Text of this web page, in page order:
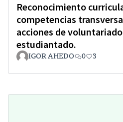
Reconocimiento
competencias
acciones de
estudiantado.
IGOR AHEDO 0 3